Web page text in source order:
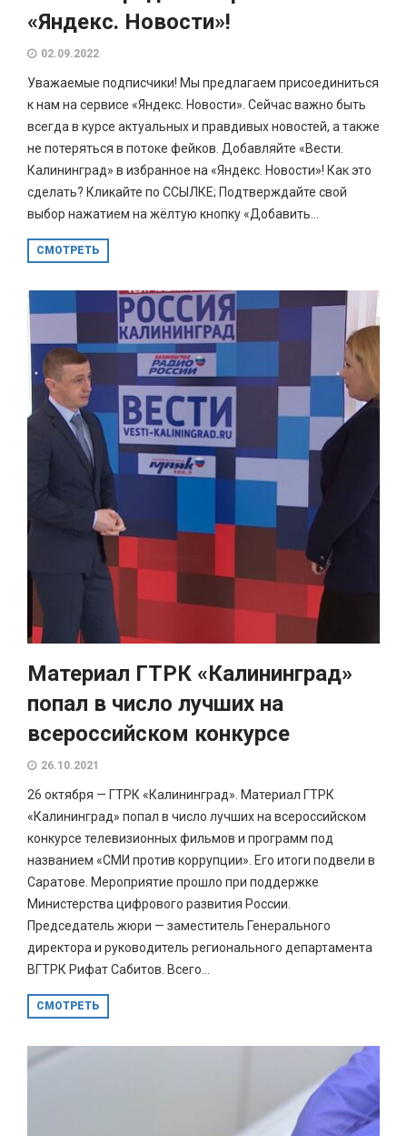
«Яндекс. Новости»!
02.09.2022
Уважаемые подписчики! Мы предлагаем присоединиться
к нам на сервисе «Яндекс. Новости». Сейчас важно быть
всегда в курсе актуальных и правдивых новостей, а также
не потеряться в потоке фейков. Добавляйте «Вести.
Калининград» в избранное на «Яндекс. Новости»! Как это
сделать? Кликайте по ССЫЛКЕ; Подтверждайте свой
выбор нажатием на жёлтую кнопку «Добавить...
СМОТРЕТЬ
Материал ГТРК «Калининград»
попал в число лучших на
всероссийском конкурсе
26.10.2021
26 октября — ГТРК «Калининград». Материал ГТРК
«Калининград» попал в число лучших на всероссийском
конкурсе телевизионных фильмов и программ под
названием «СМИ против коррупции». Его итоги подвели в
Саратове. Мероприятие прошло при поддержке
Министерства цифрового развития России.
Председатель жюри — заместитель Генерального
директора и руководитель регионального департамента
ВГТРК Рифат Сабитов. Всего...
СМОТРЕТЬ